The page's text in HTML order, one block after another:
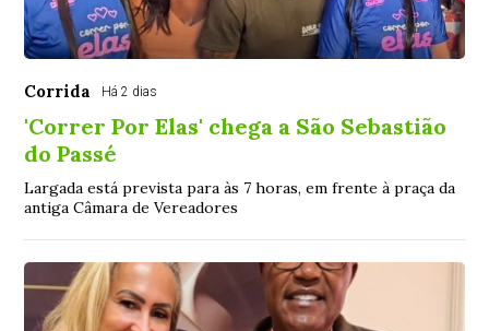
Corrida Há 2 dias
'Correr Por Elas' chega a São Sebastião
do Passé
Largada está prevista para às 7 horas, em frente à praça da
antiga Câmara de Vereadores